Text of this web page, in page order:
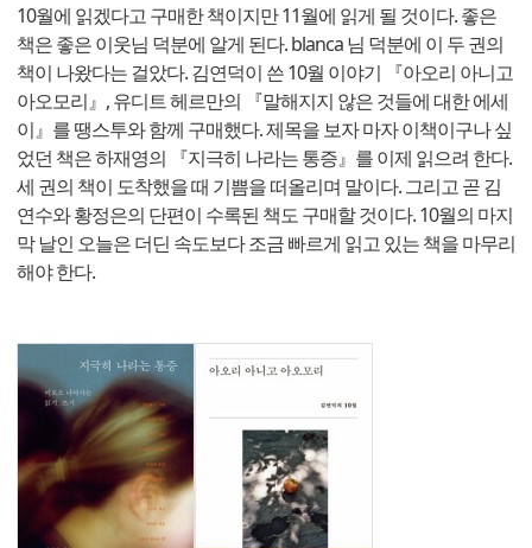
10월에 읽겠다고 구매한 책이지만 11월에 읽게 될 것이다. 좋은
책은 좋은 이웃님 덕분에 알게 된다. blanca 님 덕분에 이 두 권의
책이 나왔다는 걸았다. 김연덕이 쓴 10월 이야기 『아오리 아니고
아오모리』, 유디트 헤르만의 『말해지지 않은 것들에 대한 에세
이』를 땡스투와 함께 구매했다. 제목을 보자 마자 이책이구나 싶
었던 책은 하재영의 『지극히 나라는 통증』를 이제 읽으려 한다.
세 권의 책이 도착했을 때 기쁨을 떠올리며 말이다. 그리고 곧 김
연수와 황정은의 단편이 수록된 책도 구매할 것이다. 10월의 마지
막 날인 오늘은 더딘 속도보다 조금 빠르게 읽고 있는 책을 마무리
해야 한다.